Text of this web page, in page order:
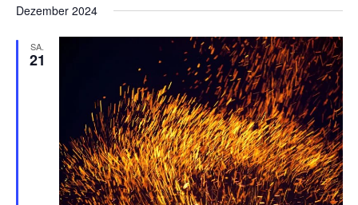
Dezember 2024
SA.
21